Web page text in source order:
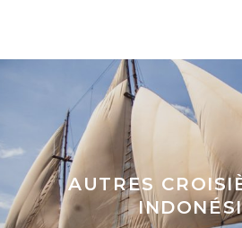
vous soyez plutôtbateau oumoto ,
Pour une bonne
toutefois pas à nous contacter
AUTRES